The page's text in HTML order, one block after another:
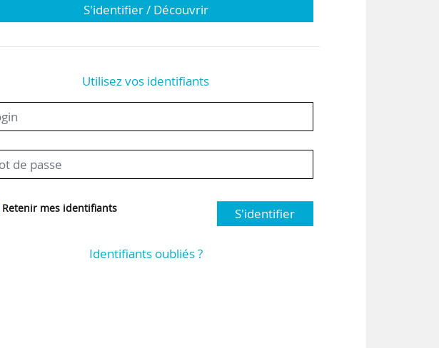
S'identifier / Découvrir
Utilisez vos identifiants
Retenir mes identifiants S'identifier
Identifiants oubliés ?